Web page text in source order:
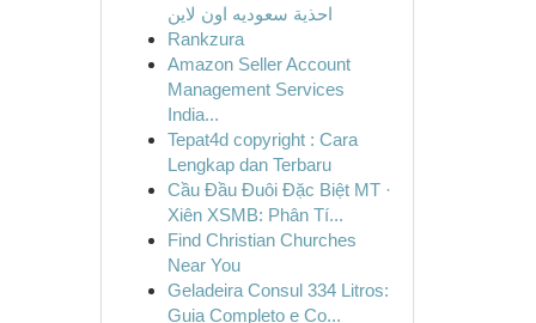
احذية سعوديه اون لاين
Rankzura
Amazon Seller Account
Management Services
India...
Tepat4d copyright : Cara
Lengkap dan Terbaru
Cầu Đầu Đuôi Đặc Biệt MT ·
Xiên XSMB: Phân Tí...
Find Christian Churches
Near You
Geladeira Consul 334 Litros:
Guia Completo e Co...